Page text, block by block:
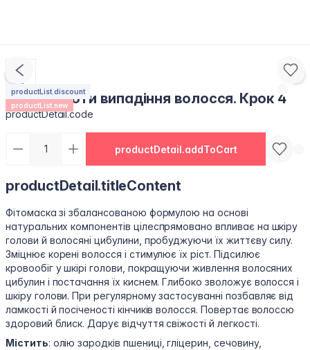
productList.discount
productList.new
Маска проти випадіння волосся. Крок 4
productDetail.code
productDetail.addToCart
productDetail.titleContent
Фітомаска зі збалансованою формулою на основі
натуральних компонентів цілеспрямовано впливає на шкіру
голови й волосяні цибулини, пробуджуючи їх життєву силу.
Зміцнює корені волосся і стимулює їх ріст. Підсилює
кровообіг у шкірі голови, покращуючи живлення волосяних
цибулин і постачання їх киснем. Глибоко зволожує волосся і
шкіру голови. При регулярному застосуванні позбавляє від
ламкості й посіченості кінчиків волосся. Повертає волоссю
здоровий блиск. Дарує відчуття свіжості й легкості.
Містить: олію зародків пшениці, гліцерин, сечовину,